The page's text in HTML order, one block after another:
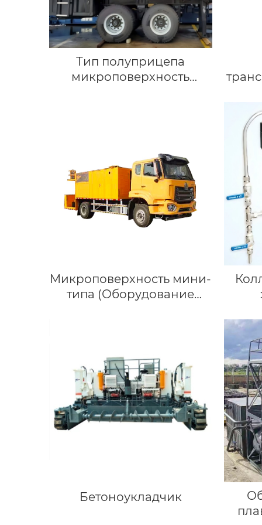
Тип полуприцепа
микроповерхность
Микроповерхность мини-
типа (Оборудование
Бетоноукладчик